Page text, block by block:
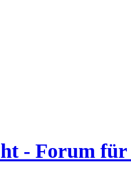
- Forum für